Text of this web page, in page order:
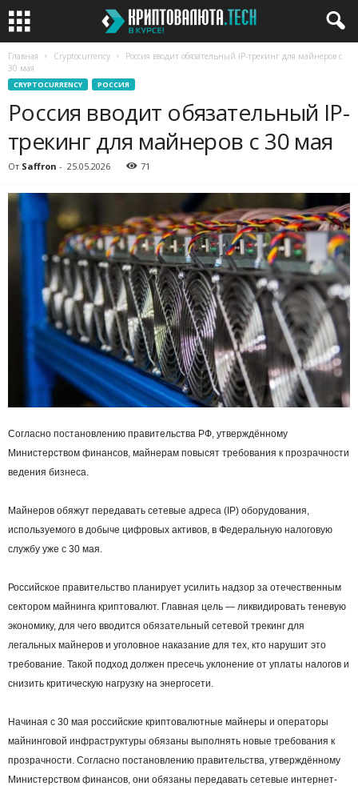
Главная Cryptocurrency
Россия вводит обязательный IP-трекинг для майнеров с
30 мая
CRYPTOCURRENCY РОССИЯ
Россия вводит обязательный IP-
трекинг для майнеров с 30 мая
От Saffron - 25.05.2026 71
Согласно постановлению правительства РФ, утверждённому
Министерством финансов, майнерам повысят требования к прозрачности
ведения бизнеса.
Майнеров обяжут передавать сетевые адреса (IP) оборудования,
используемого в добыче цифровых активов, в Федеральную налоговую
службу уже с 30 мая.
Российское правительство планирует усилить надзор за отечественным
сектором майнинга криптовалют. Главная цель — ликвидировать теневую
экономику, для чего вводится обязательный сетевой трекинг для
легальных майнеров и уголовное наказание для тех, кто нарушит это
требование. Такой подход должен пресечь уклонение от уплаты налогов и
снизить критическую нагрузку на энергосети.
Начиная с 30 мая российские криптовалютные майнеры и операторы
майнинговой инфраструктуры обязаны выполнять новые требования к
прозрачности. Согласно постановлению правительства, утверждённому
Министерством финансов, они обязаны передавать сетевые интернет-